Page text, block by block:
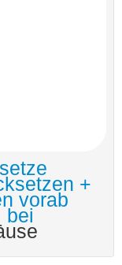
setze
+
vorab
bei